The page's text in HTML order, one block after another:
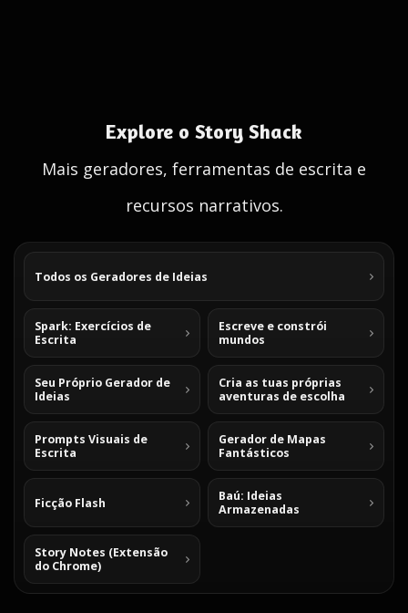
Explore o Story Shack
Mais geradores, ferramentas de escrita e
recursos narrativos.
Todos os Geradores de Ideias
Spark: Exercícios de
Escrita
Escreve e constrói
mundos
Seu Próprio Gerador de
Ideias
Cria as tuas próprias
aventuras de escolha
Prompts Visuais de
Escrita
Gerador de Mapas
Fantásticos
Ficção Flash
Baú: Ideias
Armazenadas
Story Notes (Extensão
do Chrome)